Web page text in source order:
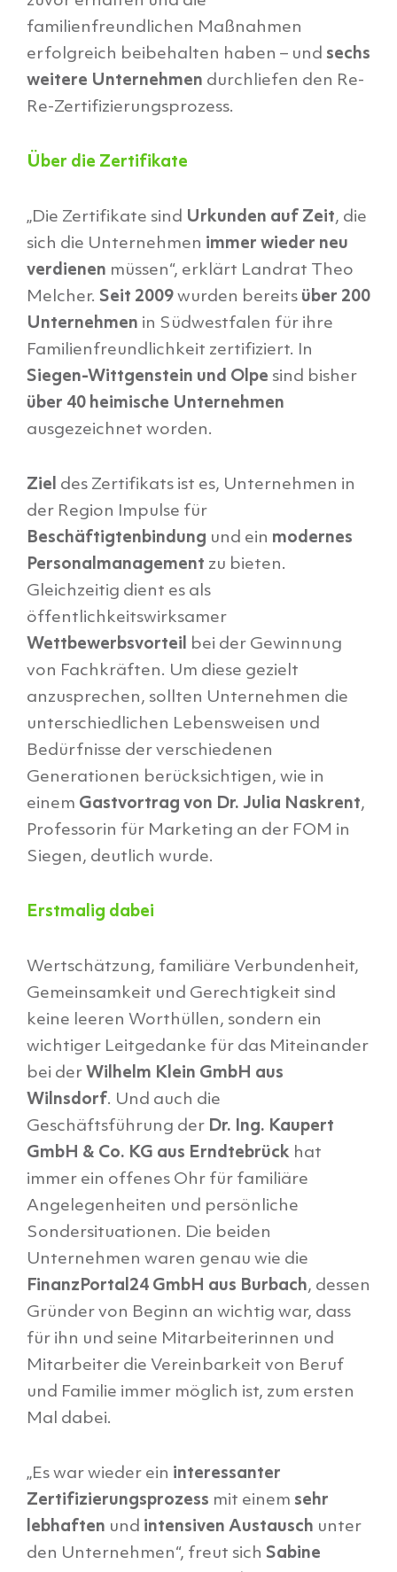
familienfreundlichen Maßnahmen
erfolgreich beibehalten haben – und sechs
weitere Unternehmen durchliefen den Re-
Re-Zertifizierungsprozess.
Über die Zertifikate
„Die Zertifikate sind Urkunden auf Zeit, die
sich die Unternehmen immer wieder neu
verdienen müssen“, erklärt Landrat Theo
Melcher. Seit 2009 wurden bereits über 200
Unternehmen in Südwestfalen für ihre
Familienfreundlichkeit zertifiziert. In
Siegen-Wittgenstein und Olpe sind bisher
über 40 heimische Unternehmen
ausgezeichnet worden.
Ziel des Zertifikats ist es, Unternehmen in
der Region Impulse für
Beschäftigtenbindung und ein modernes
Personalmanagement zu bieten.
Gleichzeitig dient es als
öffentlichkeitswirksamer
Wettbewerbsvorteil bei der Gewinnung
von Fachkräften. Um diese gezielt
anzusprechen, sollten Unternehmen die
unterschiedlichen Lebensweisen und
Bedürfnisse der verschiedenen
Generationen berücksichtigen, wie in
einem Gastvortrag von Dr. Julia Naskrent,
Professorin für Marketing an der FOM in
Siegen, deutlich wurde.
Erstmalig dabei
Wertschätzung, familiäre Verbundenheit,
Gemeinsamkeit und Gerechtigkeit sind
keine leeren Worthüllen, sondern ein
wichtiger Leitgedanke für das Miteinander
bei der Wilhelm Klein GmbH aus
Wilnsdorf. Und auch die
Geschäftsführung der Dr. Ing. Kaupert
GmbH & Co. KG aus Erndtebrück hat
immer ein offenes Ohr für familiäre
Angelegenheiten und persönliche
Sondersituationen. Die beiden
Unternehmen waren genau wie die
FinanzPortal24 GmbH aus Burbach, dessen
Gründer von Beginn an wichtig war, dass
für ihn und seine Mitarbeiterinnen und
Mitarbeiter die Vereinbarkeit von Beruf
und Familie immer möglich ist, zum ersten
Mal dabei.
„Es war wieder ein interessanter
Zertifizierungsprozess mit einem sehr
lebhaften und intensiven Austausch unter
den Unternehmen“, freut sich Sabine